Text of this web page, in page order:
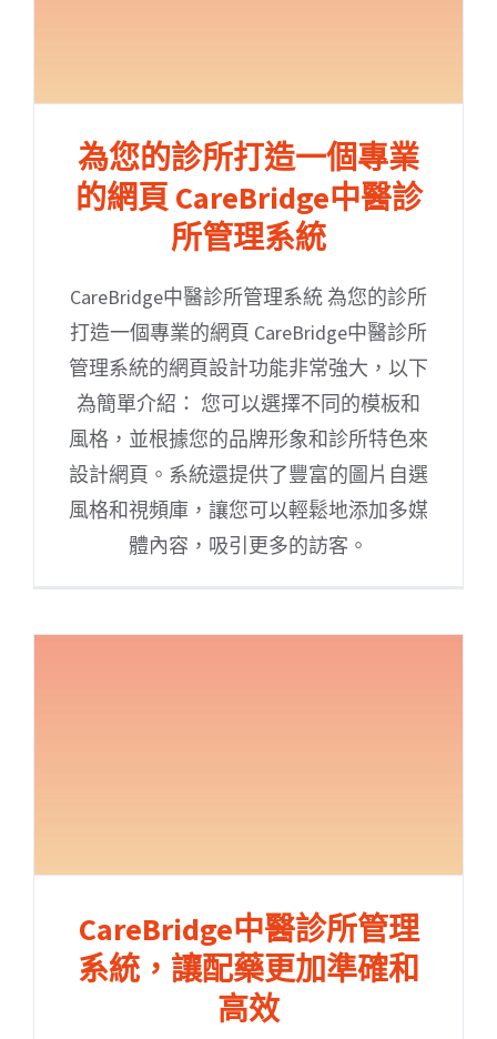
為您的診所打造一個專業
的網頁 CareBridge中醫診
所管理系統
CareBridge中醫診所管理系統 為您的診所
打造一個專業的網頁 CareBridge中醫診所
管理系統的網頁設計功能非常強大，以下
為簡單介紹： 您可以選擇不同的模板和
風格，並根據您的品牌形象和診所特色來
設計網頁。系統還提供了豐富的圖片自選
風格和視頻庫，讓您可以輕鬆地添加多媒
體內容，吸引更多的訪客。
CareBridge中醫診所管理
系統，讓配藥更加準確和
高效